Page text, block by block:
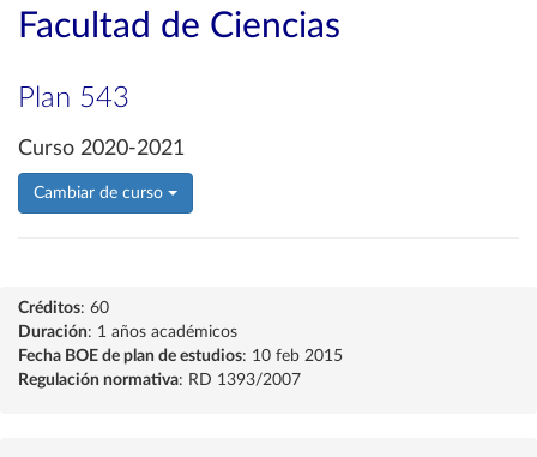
Facultad de Ciencias
Plan 543
Curso 2020-2021
Cambiar de curso
Créditos: 60
Duración: 1 años académicos
Fecha BOE de plan de estudios: 10 feb 2015
Regulación normativa: RD 1393/2007